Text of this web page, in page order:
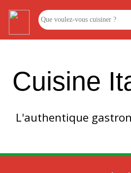
Cuisine
L'authentique